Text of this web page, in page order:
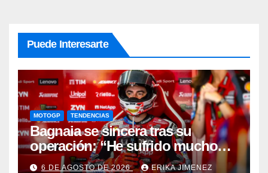
Puede Interesarte
MOTOGP TENDENCIAS
Bagnaia se sincera tras su
operación: “He sufrido mucho
durante el último año y medio”
6 DE AGOSTO DE 2026 ERIKA JIMENEZ